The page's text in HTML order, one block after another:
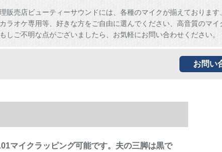
販売店ビューティーサウンドには、各種のマイクが揃えております
ラオケ専用等、好きな方をご自由に選んでください、高音質のマイ
しご不明な点がございましたら、お気軽にお問い合わせください。
お問い
マイクラッピング可能です。夫の三脚は黒で